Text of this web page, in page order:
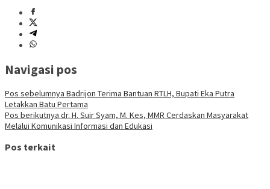
Navigasi pos
Pos sebelumnya Badrijon Terima Bantuan RTLH, Bupati Eka Putra
Letakkan Batu Pertama
Pos berikutnya dr. H. Suir Syam, M. Kes, MMR Cerdaskan Masyarakat
Melalui Komunikasi Informasi dan Edukasi
Pos terkait